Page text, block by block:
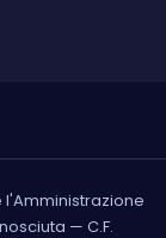
l'Amministrazione
— C.F.